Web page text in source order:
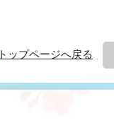
トップページへ戻る